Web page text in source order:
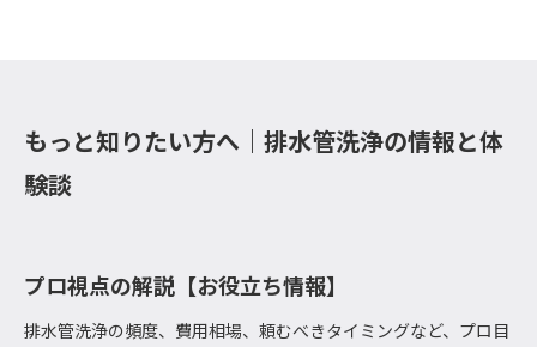
もっと知りたい方へ｜排水管洗浄の情報と体
験談
プロ視点の解説【お役立ち情報】
排水管洗浄の頻度、費用相場、頼むべきタイミングなど、プロ目